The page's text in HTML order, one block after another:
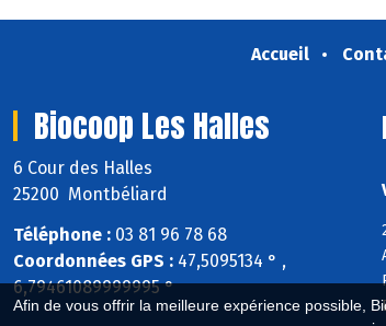
Afin de vous offrir la meilleure expérience possible,
Accueil
Biocoop Les Halles
6 Cour des Halles
25200 Montbéliard
Téléphone : 03 81 96 78 68
Coordonnées GPS : 47,5095134 ° ,
6,79461089999995 °